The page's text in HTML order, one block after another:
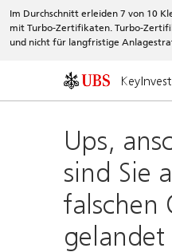
Im Durchschnitt erleiden 7 von 10
mit Turbo-Zertifikaten. Turbo-
und nicht für langfristige
KeyInvest
Ups,
sind Sie
falschen
gelandet